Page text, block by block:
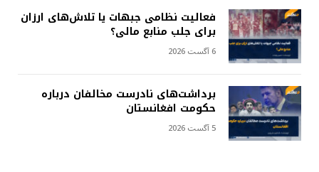
فعالیت نظامی جبهات یا تلاش‌های ارزان
برای جلب منابع مالی؟
6 آگست 2026
برداشت‌های نادرست مخالفان درباره
حکومت افغانستان
5 آگست 2026